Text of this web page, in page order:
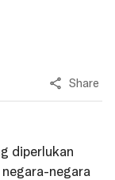
Share
diperlukan
negara